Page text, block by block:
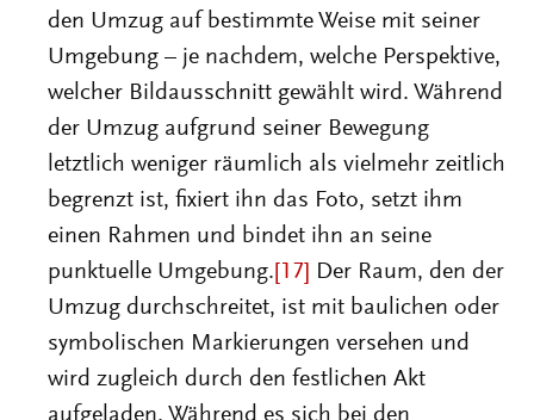
den Umzug auf bestimmte Weise mit seiner
Umgebung – je nachdem, welche Perspektive,
welcher Bildausschnitt gewählt wird. Während
der Umzug aufgrund seiner Bewegung
letztlich weniger räumlich als vielmehr zeitlich
begrenzt ist, fixiert ihn das Foto, setzt ihm
einen Rahmen und bindet ihn an seine
punktuelle Umgebung. [17] Der Raum, den der
Umzug durchschreitet, ist mit baulichen oder
symbolischen Markierungen versehen und
wird zugleich durch den festlichen Akt
aufgeladen. Während es sich bei den